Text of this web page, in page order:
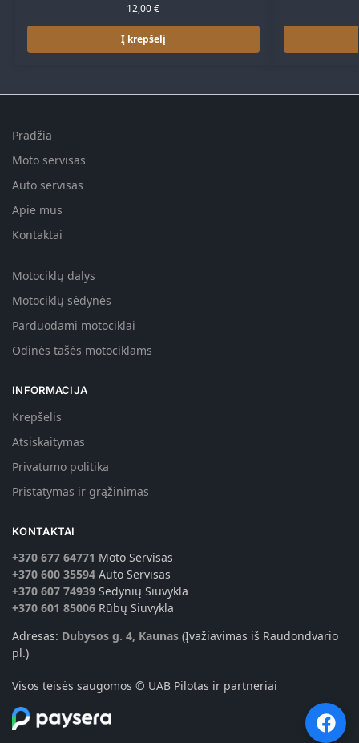
12,00€
Į krepšelį
Pradžia
Moto servisas
Auto servisas
Apie mus
Kontaktai
Motociklų dalys
Motociklų sėdynės
Parduodami motociklai
Odinės tašės motociklams
INFORMACIJA
Krepšelis
Atsiskaitymas
Privatumo politika
Pristatymas ir grąžinimas
KONTAKTAI
+370 677 64771 Moto Servisas
+370 600 35594 Auto Servisas
+370 607 74939 Sėdynių Siuvykla
+370 601 85006 Rūbų Siuvykla
Adresas: Dubysos g. 4, Kaunas (Įvažiavimas iš Raudondvario
pl.)
Visos teisės saugomos © UAB Pilotas ir partneriai